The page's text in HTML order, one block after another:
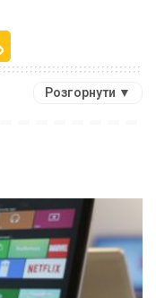
Розгорнути ▼